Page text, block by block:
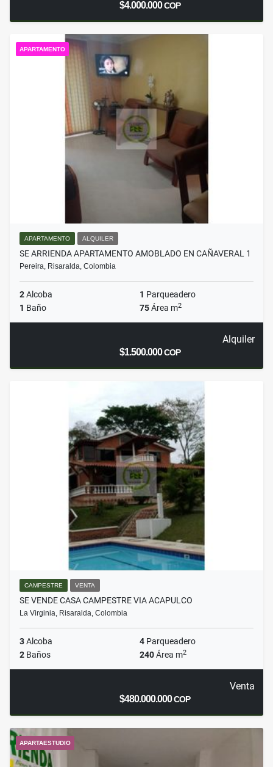
$4.000.000COP
APARTAMENTO
APARTAMENTO ALQUILER
SE ARRIENDA APARTAMENTO AMOBLADO EN CAÑAVERAL 1
Pereira, Risaralda, Colombia
2Alcoba 1 Parqueadero
1 Baño 75Área m2
Alquiler
$1.500.000COP
CAMPESTRE VENTA
SE VENDE CASA CAMPESTRE VIA ACAPULCO
La Virginia, Risaralda, Colombia
3Alcoba 4 Parqueadero
2 Baños 240Área m2
Venta
$480.000.000COP
APARTAESTUDIO